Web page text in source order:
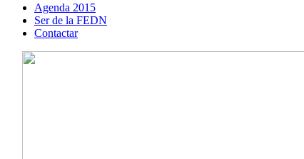
Agenda 2015
Ser de la FEDN
Contactar